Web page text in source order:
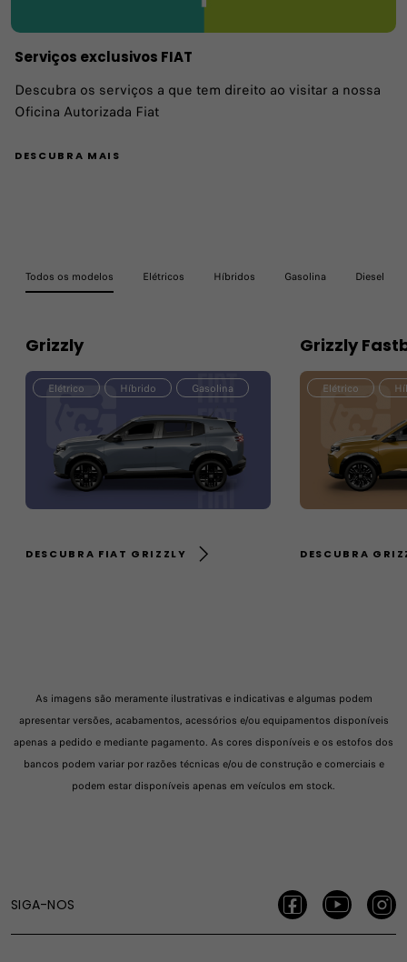
Serviços exclusivos FIAT
Descubra os serviços a que tem direito ao visitar a nossa
Oficina Autorizada Fiat
DESCUBRA MAIS
Todos os modelos Elétricos Híbridos Gasolina Diesel
Grizzly
Elétrico Híbrido Gasolina
DESCUBRA FIAT GRIZZLY
Grizzly
Elétrico
DESCUBRA
As imagens são meramente ilustrativas e indicativas e algumas podem
apresentar versões, acabamentos, acessórios e/ou equipamentos disponíveis
apenas a pedido e mediante pagamento. As cores disponíveis e os estofos dos
bancos podem variar por razões técnicas e/ou de construção e comerciais e
podem estar disponíveis apenas em veículos em stock.
SIGA-NOS